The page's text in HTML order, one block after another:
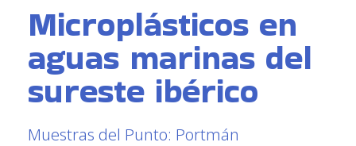
Microplásticos en
aguas marinas del
sureste ibérico
Muestras del Punto: Portmán